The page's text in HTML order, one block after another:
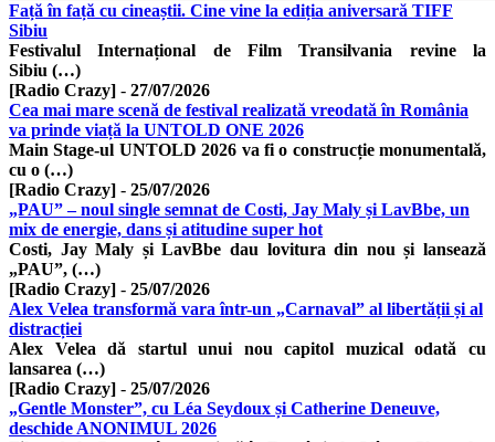
Față în față cu cineaștii. Cine vine la ediția aniversară TIFF
Sibiu
Festivalul Internațional de Film Transilvania revine la
Sibiu (…)
[Radio Crazy] - 27/07/2026
Cea mai mare scenă de festival realizată vreodată în România
va prinde viață la UNTOLD ONE 2026
Main Stage-ul UNTOLD 2026 va fi o construcție monumentală,
cu o (…)
[Radio Crazy] - 25/07/2026
„PAU” – noul single semnat de Costi, Jay Maly și LavBbe, un
mix de energie, dans și atitudine super hot
Costi, Jay Maly și LavBbe dau lovitura din nou și lansează
„PAU”, (…)
[Radio Crazy] - 25/07/2026
Alex Velea transformă vara într-un „Carnaval” al libertății și al
distracției
Alex Velea dă startul unui nou capitol muzical odată cu
lansarea (…)
[Radio Crazy] - 25/07/2026
„Gentle Monster”, cu Léa Seydoux și Catherine Deneuve,
deschide ANONIMUL 2026